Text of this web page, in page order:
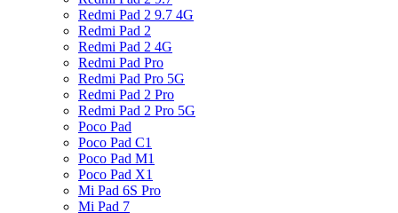
Redmi Pad 2 9.7 4G
Redmi Pad 2
Redmi Pad 2 4G
Redmi Pad Pro
Redmi Pad Pro 5G
Redmi Pad 2 Pro
Redmi Pad 2 Pro 5G
Poco Pad
Poco Pad C1
Poco Pad M1
Poco Pad X1
Mi Pad 6S Pro
Mi Pad 7